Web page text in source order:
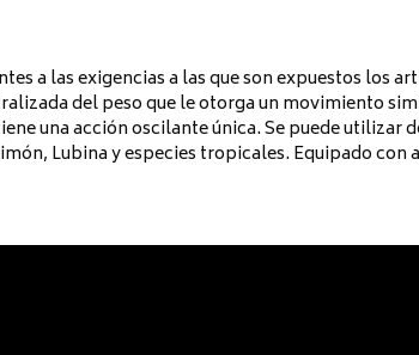
a las exigencias a las que son expuestos los
del peso que le otorga un movimiento
una acción oscilante única. Se puede utilizar
Lubina y especies tropicales. Equipado con